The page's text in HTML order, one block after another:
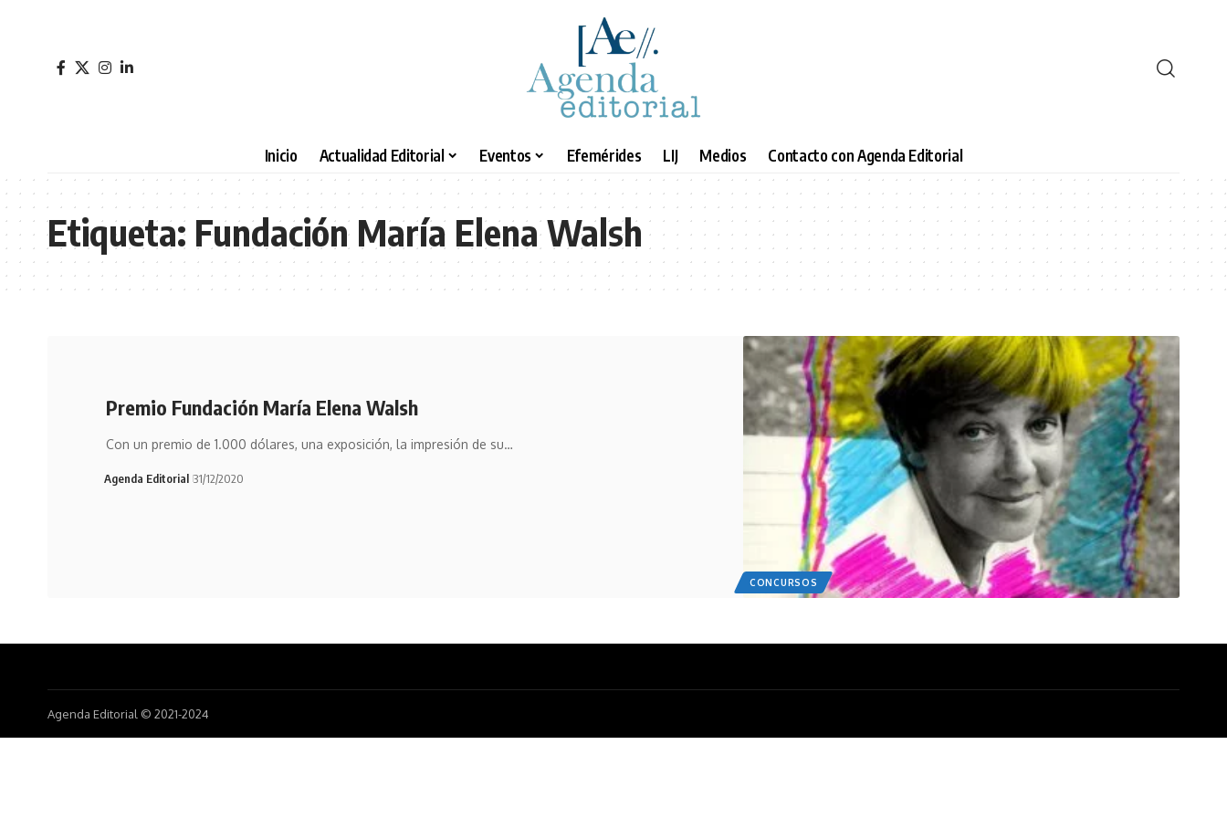
Inicio Actualidad Editorial Eventos Efemérides LIJ Medios Contacto con Agenda Editorial
Etiqueta: Fundación María Elena Walsh
CONCURSOS
Premio Fundación María Elena Walsh
Con un premio de 1.000 dólares, una exposición, la impresión de su…
Agenda Editorial 31/12/2020
Agenda Editorial © 2021-2024